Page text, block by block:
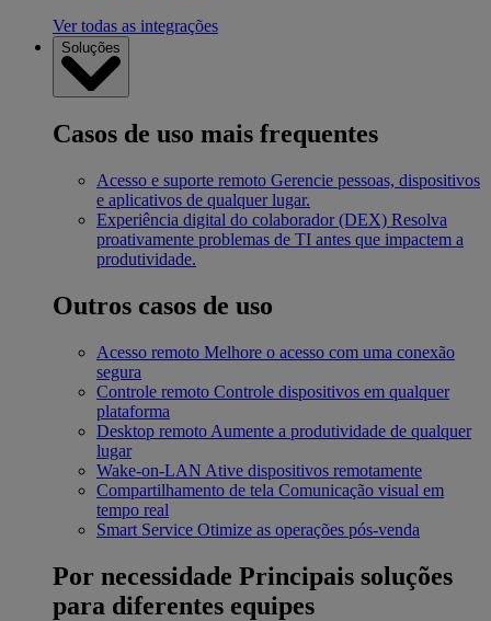
Ver todas as integrações
Soluções
Casos de uso mais frequentes
Acesso e suporte remoto Gerencie pessoas, dispositivos
e aplicativos de qualquer lugar.
Experiência digital do colaborador (DEX) Resolva
proativamente problemas de TI antes que impactem a
produtividade.
Outros casos de uso
Acesso remoto Melhore o acesso com uma conexão
segura
Controle remoto Controle dispositivos em qualquer
plataforma
Desktop remoto Aumente a produtividade de qualquer
lugar
Wake-on-LAN Ative dispositivos remotamente
Compartilhamento de tela Comunicação visual em
tempo real
Smart Service Otimize as operações pós-venda
Por necessidade Principais soluções
para diferentes equipes